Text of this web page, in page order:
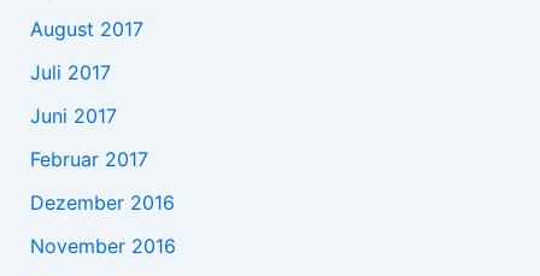
August 2017
Juli 2017
Juni 2017
Februar 2017
Dezember 2016
November 2016